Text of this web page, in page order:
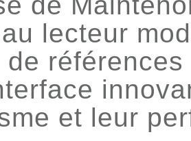
lecteur
de
et leur